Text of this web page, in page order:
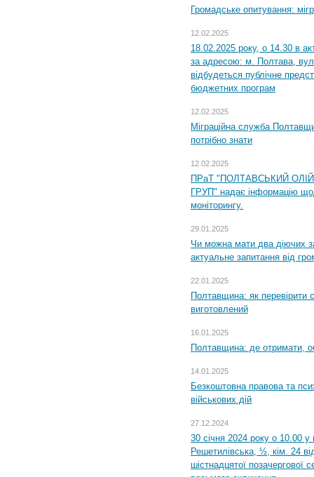
Громадське опитування:
12.02.2025
18.02.2025 року, о 14.30 в
за адресою: м. Полтава,
відбудеться публічне
бюджетних програм
12.02.2025
Міграційна служба
потрібно знати
12.02.2025
ПРаТ "ПОЛТАВСЬКИЙ
ГРУП" надає інформацію
моніторингу.
29.01.2025
Чи можна мати два діючих
актуальне запитання від
22.01.2025
Полтавщина: як перевірити
виготовлений
16.01.2025
Полтавщина: де отримати,
14.01.2025
Безкоштовна правова та
військових дій
27.12.2024
30 січня 2024 року о 10.00 у
Решетилівська, ½, кім. 24
шістнадцятої позачергової